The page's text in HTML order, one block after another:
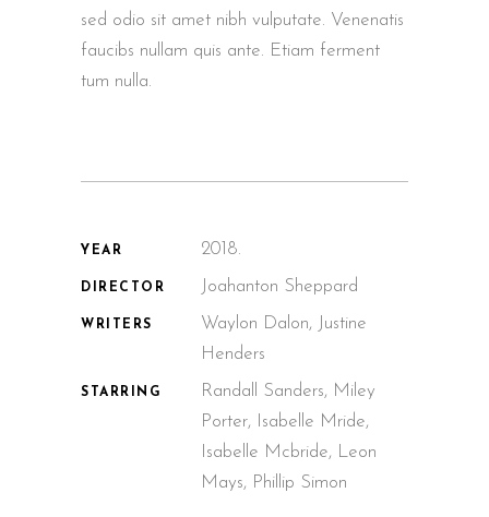
sed odio sit amet nibh vulputate. Venenatis
faucibs nullam quis ante. Etiam ferment
tum nulla.
YEAR 2018.
DIRECTOR Joahanton Sheppard
WRITERS
Waylon Dalon, Justine
Henders
STARRING
Randall Sanders, Miley
Porter, Isabelle Mride,
Isabelle Mcbride, Leon
Mays, Phillip Simon